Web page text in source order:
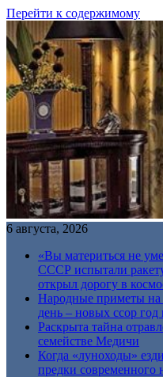
Перейти к содержимому
6 августа, 2026
«Вы материться не
СССР испытали
открыл дорогу в
Народные приметы на
день – новых ссор год
Раскрыта тайна
семействе Медичи
Когда «луноходы»
предки современного